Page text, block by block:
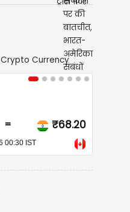
Crypto Currency
₹68.20 USD $1
Updated 09/08/2026